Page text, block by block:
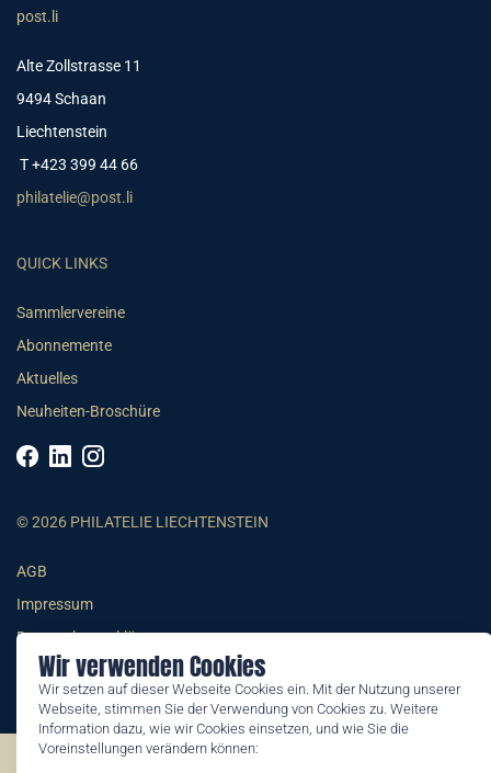
Wir verwenden Cookies
Wir setzen auf dieser Webseite Cookies ein. Mit der Nutzung unserer
Webseite, stimmen Sie der Verwendung von Cookies zu. Weitere
Information dazu, wie wir Cookies einsetzen, und wie Sie die
Voreinstellungen verändern können:
post.li
Alte Zollstrasse 11
9494 Schaan
Liechtenstein
T +423 399 44 66
philatelie@post.li
QUICK LINKS
Sammlervereine
Abonnemente
Aktuelles
Neuheiten-Broschüre
© 2026 PHILATELIE LIECHTENSTEIN
AGB
Impressum
Datenschutzerklärung